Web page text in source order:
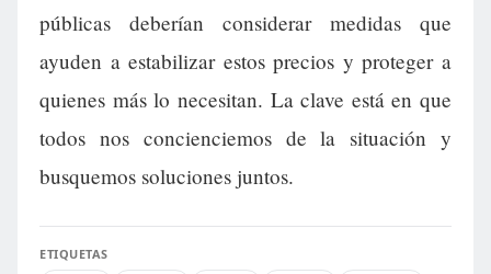
públicas deberían considerar medidas que
ayuden a estabilizar estos precios y proteger a
quienes más lo necesitan. La clave está en que
todos nos concienciemos de la situación y
busquemos soluciones juntos.
ETIQUETAS